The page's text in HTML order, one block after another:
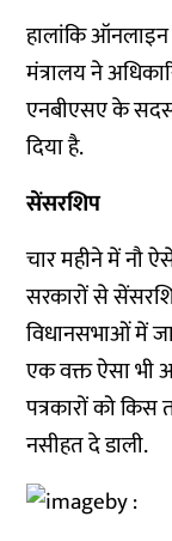
हालांकि
मंत्रालय ने
एनबीएसए के
दिया है.
सेंसरशिप
चार महीने में नौ
सरकारों से
विधानसभाओं में
एक वक्त ऐसा भी
पत्रकारों को किस
नसीहत दे डाली.